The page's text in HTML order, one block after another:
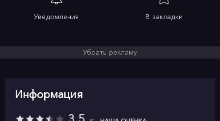
Уведомления В закладки
Убрать рекламу
Информация